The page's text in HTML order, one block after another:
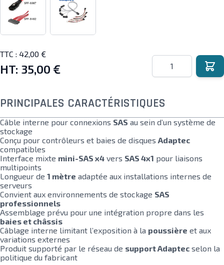
TTC : 42,00 €
HT: 35,00 €
Quantité
PRINCIPALES CARACTÉRISTIQUES
Câble interne pour connexions SAS au sein d’un système de
stockage
Conçu pour contrôleurs et baies de disques Adaptec
compatibles
Interface mixte mini-SAS x4 vers SAS 4x1 pour liaisons
multipoints
Longueur de 1 mètre adaptée aux installations internes de
serveurs
Convient aux environnements de stockage SAS
professionnels
Assemblage prévu pour une intégration propre dans les
baies et châssis
Câblage interne limitant l’exposition à la poussière et aux
variations externes
Produit supporté par le réseau de support Adaptec selon la
politique du fabricant